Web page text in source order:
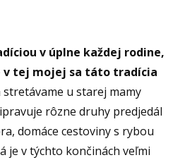
v úplne každej rodine,
v tej mojej sa táto tradícia
stretávame u starej mamy
rôzne druhy predjedál
domáce cestoviny s rybou
je v týchto končinách veľmi